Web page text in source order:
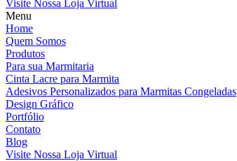
Visite Nossa Loja Virtual
Menu
Home
Quem Somos
Produtos
Para sua Marmitaria
Cinta Lacre para Marmita
Adesivos Personalizados para Marmitas Congeladas
Design Gráfico
Portfólio
Contato
Blog
Visite Nossa Loja Virtual